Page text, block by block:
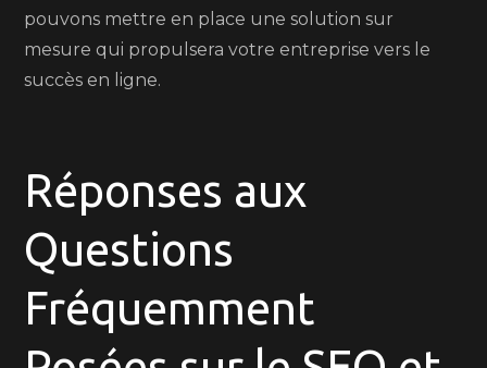
pouvons mettre en place une solution sur
mesure qui propulsera votre entreprise vers le
succès en ligne.
Réponses aux
Questions
Fréquemment